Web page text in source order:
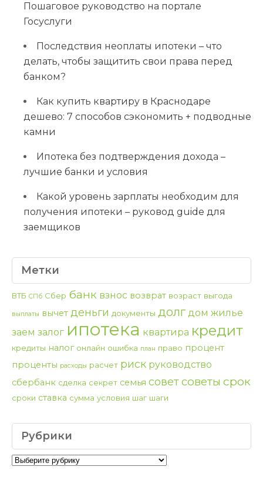
Пошаговое руководство на портале
Госуслуги
Последствия неоплаты ипотеки – что
делать, чтобы защитить свои права перед
банком?
Как купить квартиру в Краснодаре
дешево: 7 способов сэкономить + подводные
камни
Ипотека без подтверждения дохода –
лучшие банки и условия
Какой уровень зарплаты необходим для
получения ипотеки – руковод guide для
заемщиков
Метки
ВТБ СПб Сбер банк взнос возврат возраст выгода
выплаты вычет деньги документы долг дом жилье
заем залог ипотека квартира кредит
кредиты налог онлайн ошибка план право процент
проценты расходы расчет риск руководство
сбербанк сделка секрет семья советсоветы срок
сроки ставка сумма условия шаг шаги
Рубрики
Рубрики